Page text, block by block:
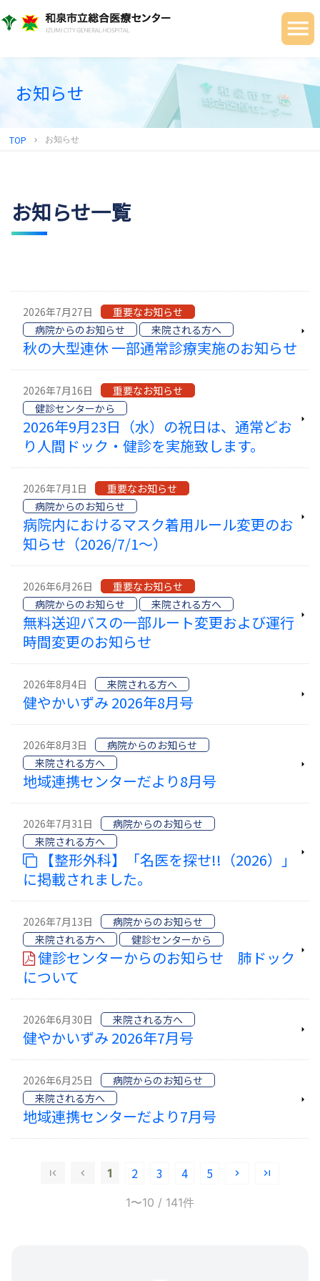
地域連携センター
お知らせ
TOP chevron_right お知らせ
お知らせ一覧
秋の大型連休 一部通常診療実施のお知らせ
2026年7月27日
重要なお知らせ
病院からのお知らせ
来院される方へ
2026年9月23日（水）の祝日は、通常どお
り人間ドック・健診を実施致します。
2026年7月16日
重要なお知らせ
健診センターから
病院内におけるマスク着用ルール変更のお
知らせ（2026/7/1〜）
2026年7月1日
重要なお知らせ
病院からのお知らせ
無料送迎バスの一部ルート変更および運行
時間変更のお知らせ
2026年6月26日
重要なお知らせ
病院からのお知らせ
来院される方へ
健やかいずみ 2026年8月号
2026年8月4日 来院される方へ
地域連携センターだより8月号
2026年8月3日
病院からのお知らせ
来院される方へ
【整形外科】「名医を探せ!!（2026）」
に掲載されました。
2026年7月31日
病院からのお知らせ
来院される方へ
健診センターからのお知らせ 肺ドック
について
2026年7月13日
病院からのお知らせ
来院される方へ
健診センターから
健やかいずみ 2026年7月号
2026年6月30日 来院される方へ
地域連携センターだより7月号
2026年6月25日
病院からのお知らせ
来院される方へ
1 2 3 4 5
1〜10 / 141件